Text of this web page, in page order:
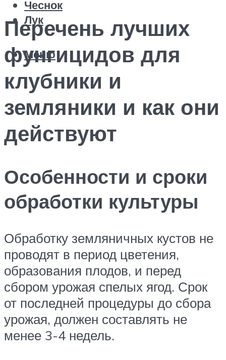
Чеснок
Лук
Меню
Перечень лучших
фунгицидов для
клубники и
земляники и как они
действуют
Особенности и сроки
обработки культуры
Обработку земляничных кустов не
проводят в период цветения,
образования плодов, и перед
сбором урожая спелых ягод. Срок
от последней процедуры до сбора
урожая, должен составлять не
менее 3-4 недель.